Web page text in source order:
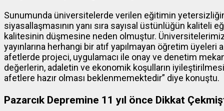
Sunumunda üniversitelerde verilen eğitimin
siyasallaşmasının yanı sıra sayısal üstünlüğün
kalitesinin düşmesine neden olmuştur.
yayınlarına herhangi bir atıf yapılmayan öğretim üyeleri
afetlerde projeci, uygulamacı ile onay ve denetim
değerlerin, adaletin ve ekonomik koşulların
afetlere hazır olması beklenmemektedir” diye konuştu.
Pazarcık Depremine 11 yıl önce Dikkat